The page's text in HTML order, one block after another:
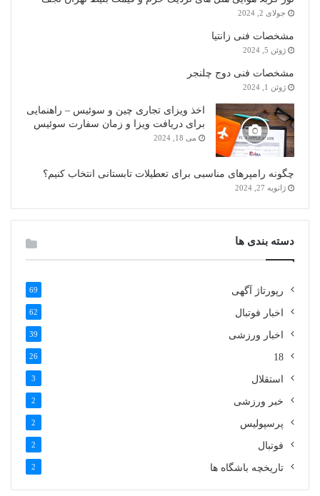
جولای 2, 2024
مشخصات فنی زانتیا
ژوئن 5, 2024
مشخصات فنی دوج چلنجر
ژوئن 1, 2024
اخذ ویزای تجاری چین و سوئیس – راهنمایی
برای دریافت ویزا و زمان سفارت سوئیس
می 18, 2024
چگونه رامپرهای مناسبی برای تعطیلات تابستانی انتخاب کنیم؟
ژانویه 27, 2024
دسته بندی ها
رپورتاژ آگهی 69
اخبار فوتبال 62
اخبار ورزشی 39
18
26
استقلال 3
خبر ورزشی 2
پرسپولیس 2
فوتبال 2
تاریخچه باشگاه ها 2